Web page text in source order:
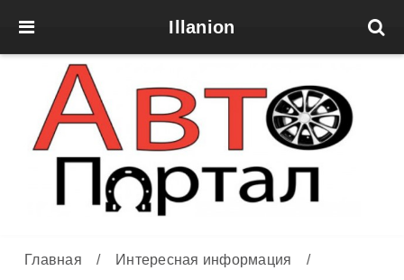
Illanion
Главная / Интересная информация
/